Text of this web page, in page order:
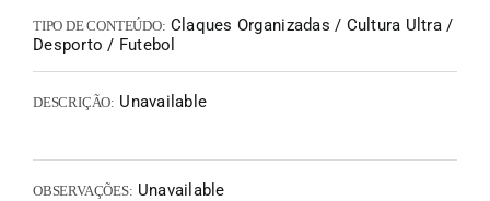
TIPO DE CONTEÚDO: Claques Organizadas / Cultura Ultra /
Desporto / Futebol
DESCRIÇÃO: Unavailable
OBSERVAÇÕES: Unavailable